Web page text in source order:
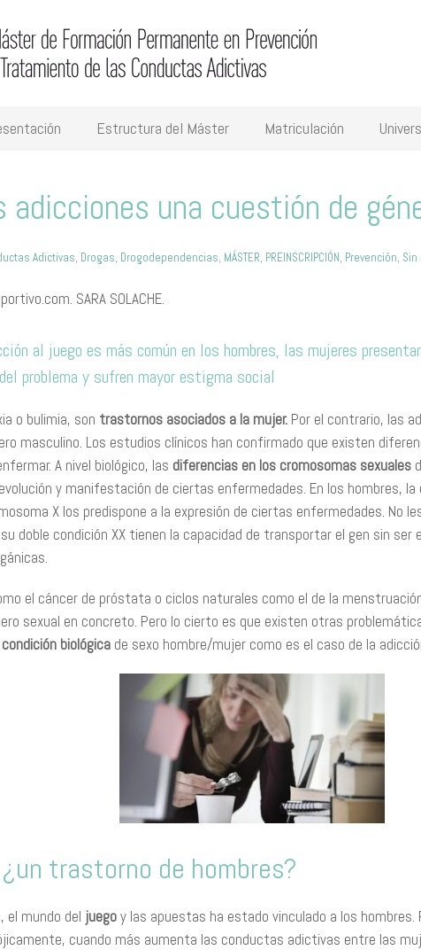
Estructura del Máster Matriculación
adicciones una cuestión de
Adictivas, Drogas, Drogodependencias, MÁSTER, PREINSCRIPCIÓN, Prevención,
SARA SOLACHE.
al juego es más común en los hombres, las mujeres
problema y sufren mayor estigma social
o bulimia, son trastornos asociados a la mujer. Por el contrario, las
masculino. Los estudios clínicos han confirmado que existen
A nivel biológico, las diferencias en los cromosomas sexuales
y manifestación de ciertas enfermedades. En los hombres,
X los predispone a la expresión de ciertas enfermedades. No
doble condición XX tienen la capacidad de transportar el gen sin ser
el cáncer de próstata o ciclos naturales como el de la
sexual en concreto. Pero lo cierto es que existen otras
condición biológica de sexo hombre/mujer como es el caso de la
trastorno de hombres?
el mundo del juegoy las apuestas ha estado vinculado a los hombres.
cuando más aumenta las conductas adictivas entre las